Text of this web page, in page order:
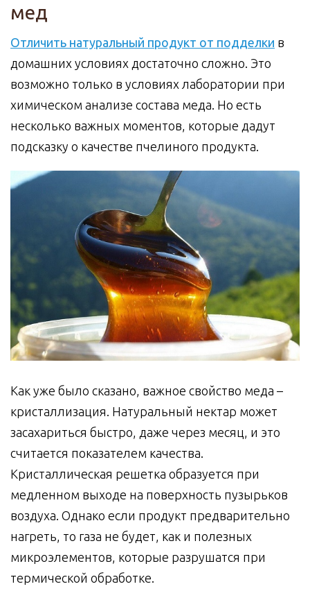
мед
Отличить натуральный продукт от подделки в
домашних условиях достаточно сложно. Это
возможно только в условиях лаборатории при
химическом анализе состава меда. Но есть
несколько важных моментов, которые дадут
подсказку о качестве пчелиного продукта.
Как уже было сказано, важное свойство меда –
кристаллизация. Натуральный нектар может
засахариться быстро, даже через месяц, и это
считается показателем качества.
Кристаллическая решетка образуется при
медленном выходе на поверхность пузырьков
воздуха. Однако если продукт предварительно
нагреть, то газа не будет, как и полезных
микроэлементов, которые разрушатся при
термической обработке.